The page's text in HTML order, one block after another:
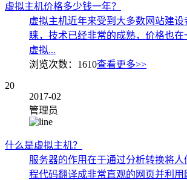
虚拟主机价格多少钱一年？
虚拟主机近年来受到大多数网站建
睐，技术已经非常的成熟，价格也
虚拟...
浏览次数： 1610查看更多>>
20
2017-02
管理员
什么是虚拟主机？
服务器的作用在于通过分析转换将
程代码翻译成非常直观的网页并利用